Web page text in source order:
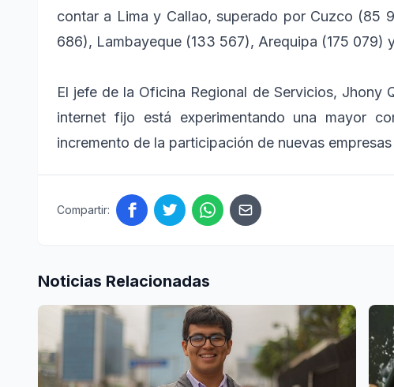
contar a Lima y Callao, superado por Cuzco (85
686), Lambayeque (133 567), Arequipa (175 079)
El jefe de la Oficina Regional de Servicios, Jhony
internet fijo está experimentando una mayor
incremento de la participación de nuevas
Compartir:
Noticias Relacionadas